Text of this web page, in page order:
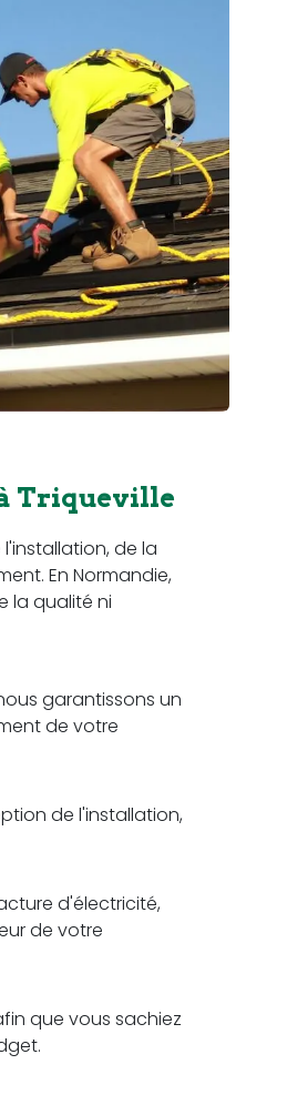
Triqueville
de la
En Normandie,
la qualité ni
garantissons un
de votre
de l'installation,
d'électricité,
de votre
que vous sachiez